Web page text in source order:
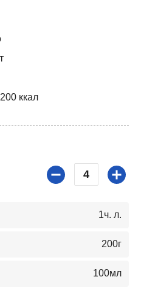
200 ккал
4
1ч. л.
200г
100мл